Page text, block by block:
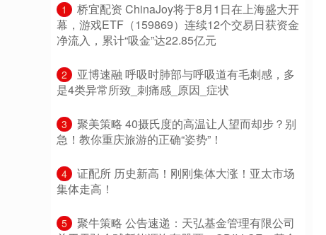
1
​桥宜配资 ChinaJoy将于8月1日在上海盛大开
幕，游戏ETF（159869）连续12个交易日获资金
净流入，累计“吸金”达22.85亿元
2
​亚博速融 呼吸时肺部与呼吸道有毛刺感，多
是4类异常所致_刺痛感_原因_症状
3
​聚美策略 40摄氏度的高温让人望而却步？别
急！教你重庆旅游的正确“姿势”！
4
​证配所 历史新高！刚刚集体大涨！亚太市场
集体走高！
5
​聚牛策略 公告速递：天弘基金管理有限公司